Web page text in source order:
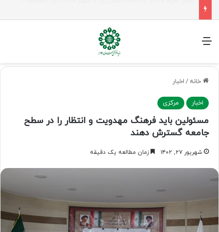
منو
خانه / اخبار
اخبار مرکزی
مسئولین باید فرهنگ مهدویت و انتظار را در سطح
جامعه گسترش دهند
شهریور ۲۷, ۱۴۰۲ زمان مطالعه یک دقیقه